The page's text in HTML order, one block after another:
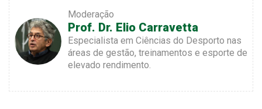
Moderação
Prof. Dr. Elio Carravetta
Especialista em Ciências do Desporto nas
áreas de gestão, treinamentos e esporte de
elevado rendimento.